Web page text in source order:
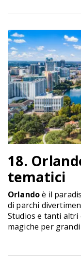
18.
tematici
Orlandoè il
di parchi
Studios e tanti
magiche per grandi